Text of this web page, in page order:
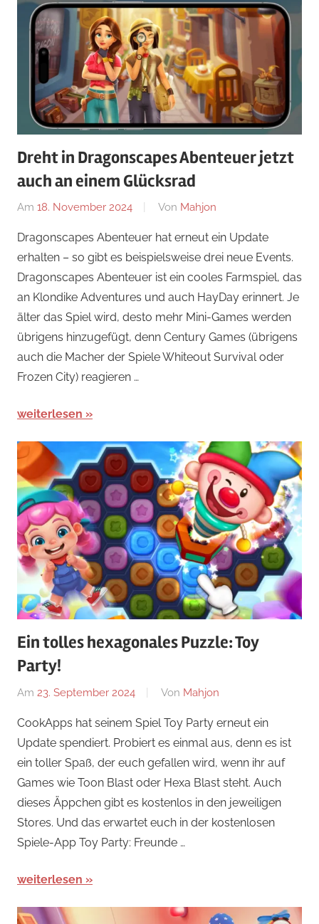
Dreht in Dragonscapes Abenteuer jetzt
auch an einem Glücksrad
Am 18. November 2024 Von Mahjon
Spiele,
Arcade-
Spiele,
Arcade-
Spiele,
News
Dragonscapes Abenteuer hat erneut ein Update
erhalten – so gibt es beispielsweise drei neue Events.
Dragonscapes Abenteuer ist ein cooles Farmspiel, das
an Klondike Adventures und auch HayDay erinnert. Je
älter das Spiel wird, desto mehr Mini-Games werden
übrigens hinzugefügt, denn Century Games (übrigens
auch die Macher der Spiele Whiteout Survival oder
Frozen City) reagieren …
weiterlesen
Ein tolles hexagonales Puzzle: Toy
Party!
Am 23. September 2024 Von Mahjon
Spiele,
Arcade-
Spiele
Arcade-
Spiele
CookApps hat seinem Spiel Toy Party erneut ein
Update spendiert. Probiert es einmal aus, denn es ist
ein toller Spaß, der euch gefallen wird, wenn ihr auf
Games wie Toon Blast oder Hexa Blast steht. Auch
dieses Äppchen gibt es kostenlos in den jeweiligen
Stores. Und das erwartet euch in der kostenlosen
Spiele-App Toy Party: Freunde …
weiterlesen